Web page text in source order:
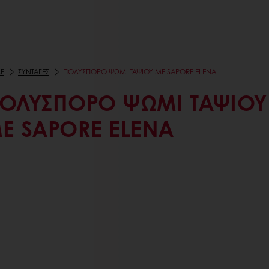
ΣΥΝΤΑΓΕΣ ΠΟΛΎΣΠΟΡΟ ΨΩΜΊ ΤΑΨΙΟΎ ΜΕ SAPORE ELENA
ΨΩΜΊ ΤΑΨΙΟΎ
SAPORE ELENA